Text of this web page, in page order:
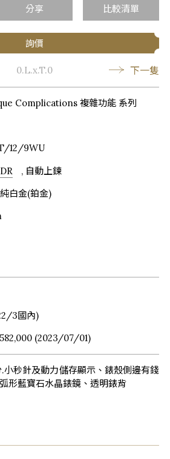
分享 比較清單
詢價
0.L.x.T.0 下一隻
Complications 複雜功能 系列
12/9WU
, 自動上鍊
白金(鉑金)
3國內)
(2023/07/01)
小秒針及動力儲存顯示、錶殼側邊有錢
形藍寶石水晶錶鏡、透明錶背